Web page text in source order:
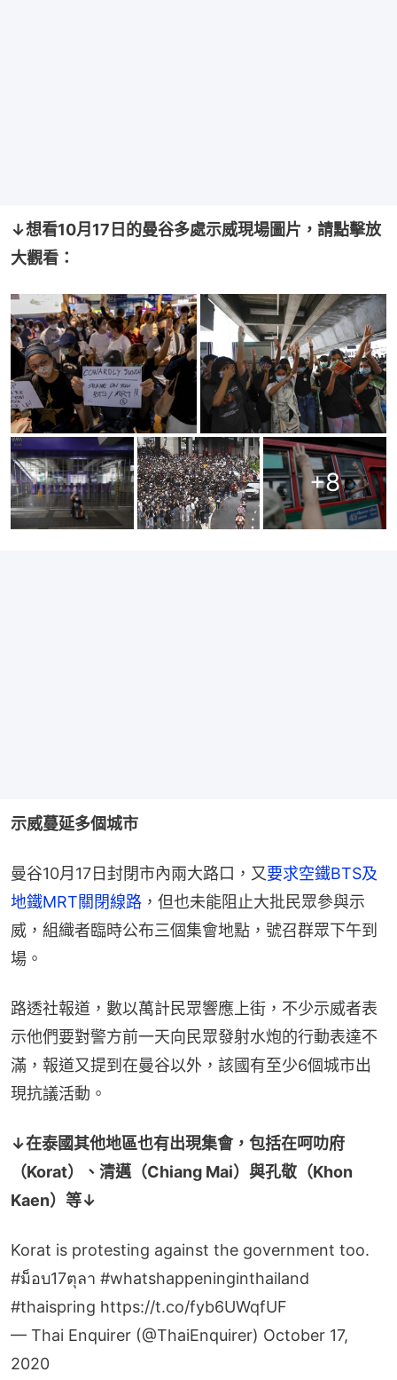
↓想看10月17日的曼谷多處示威現場圖片，請點擊放
大觀看：
+8
示威蔓延多個城市
曼谷10月17日封閉市內兩大路口，又要求空鐵BTS及
地鐵MRT關閉線路 ，但也未能阻止大批民眾參與示
威，組織者臨時公布三個集會地點，號召群眾下午到
場。
路透社報道，數以萬計民眾響應上街，不少示威者表
示他們要對警方前一天向民眾發射水炮的行動表達不
滿，報道又提到在曼谷以外，該國有至少6個城市出
現抗議活動。
↓在泰國其他地區也有出現集會，包括在呵叻府
（Korat）、清邁（Chiang Mai）與孔敬（Khon
Kaen）等↓
Korat is protesting against the government too.
#ม็อบ17ตุลา #whatshappeninginthailand
#thaispring https://t.co/fyb6UWqfUF
— Thai Enquirer (@ThaiEnquirer) October 17,
2020